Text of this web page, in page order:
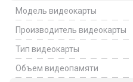
Модель видеокарты
Производитель видеокарты
Тип видеокарты
Объем видеопамяти